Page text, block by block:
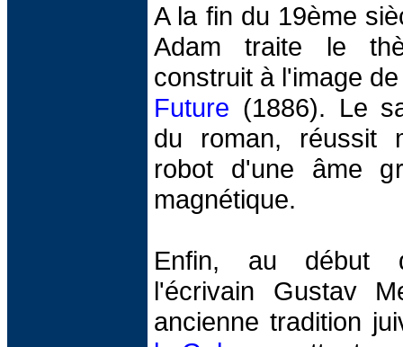
A la fin du 19ème
Adam traite le
construit à l'image
Future (1886). Le
du roman, réussit
robot d'une âme
magnétique.
Enfin, au début
l'écrivain Gustav
ancienne tradition